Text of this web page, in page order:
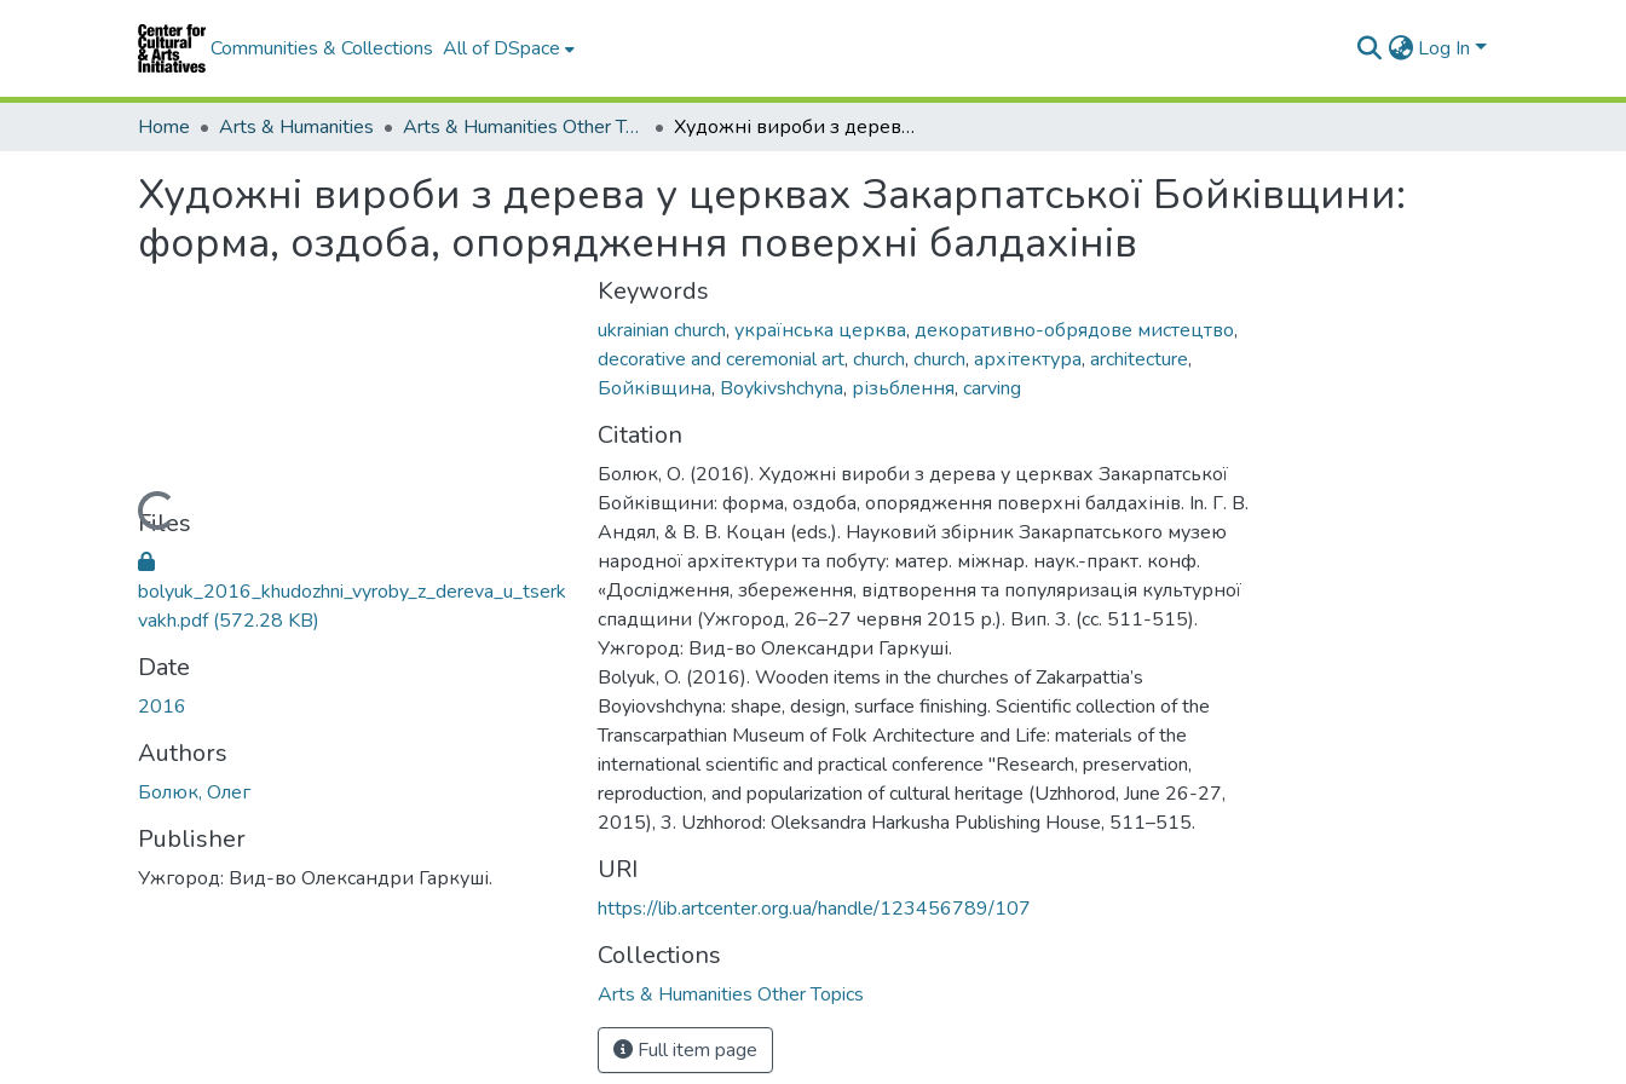
Communities & Collections All of DSpace Log In
Home Arts & Humanities Arts & Humanities Other Topics Художні вироби з дерева у церквах Закарпатської Бойківщини: форма, оздоба, опорядження поверхні балдахінів
Художні вироби з дерева у церквах Закарпатської Бойківщини:
форма, оздоба, опорядження поверхні балдахінів
Loading...
Files
bolyuk_2016_khudozhni_vyroby_z_dereva_u_tserk
vakh.pdf(572.28 KB)
Date
2016
Authors
Болюк, Олег
Publisher
Ужгород: Вид-во Олександри Гаркуші.
Keywords
ukrainian church, українська церква, декоративно-обрядове мистецтво,
decorative and ceremonial art, church, church, архітектура, architecture,
Бойківщина, Boykivshchyna, різьблення, carving
Citation
Болюк, О. (2016). Художні вироби з дерева у церквах Закарпатської
Бойківщини: форма, оздоба, опорядження поверхні балдахінів. In. Г. В.
Андял, & В. В. Коцан (eds.). Науковий збірник Закарпатського музею
народної архітектури та побуту: матер. міжнар. наук.-практ. конф.
«Дослідження, збереження, відтворення та популяризація культурної
спадщини (Ужгород, 26–27 червня 2015 р.). Вип. 3. (cc. 511-515).
Ужгород: Вид-во Олександри Гаркуші.
Bolyuk, O. (2016). Wooden items in the churches of Zakarpattia’s
Boyiovshchyna: shape, design, surface finishing. Scientific collection of the
Transcarpathian Museum of Folk Architecture and Life: materials of the
international scientific and practical conference "Research, preservation,
reproduction, and popularization of cultural heritage (Uzhhorod, June 26-27,
2015), 3. Uzhhorod: Oleksandra Harkusha Publishing House, 511–515.
URI
https://lib.artcenter.org.ua/handle/123456789/107
Collections
Arts & Humanities Other Topics
Full item page